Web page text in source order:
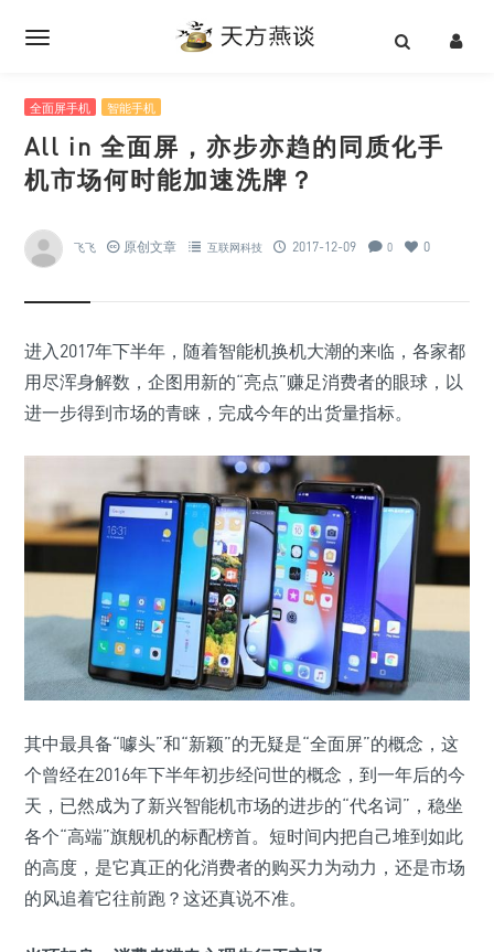
全面屏手机 智能手机
All in 全面屏，亦步亦趋的同质化手
机市场何时能加速洗牌？
飞飞 原创文章 互联网科技 2017-12-09 0 0
进入2017年下半年，随着智能机换机大潮的来临，各家都
用尽浑身解数，企图用新的“亮点”赚足消费者的眼球，以
进一步得到市场的青睐，完成今年的出货量指标。
其中最具备“噱头”和“新颖”的无疑是“全面屏”的概念，这
个曾经在2016年下半年初步经问世的概念，到一年后的今
天，已然成为了新兴智能机市场的进步的“代名词”，稳坐
各个“高端”旗舰机的标配榜首。短时间内把自己堆到如此
的高度，是它真正的化消费者的购买力为动力，还是市场
的风追着它往前跑？这还真说不准。